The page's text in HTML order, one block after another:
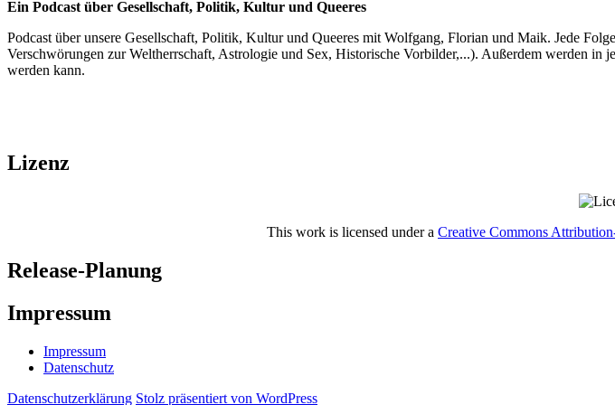
Ein Podcast über Gesellschaft, Politik, Kultur und Queeres
Podcast über unsere Gesellschaft, Politik, Kultur und Queeres mit Wolfgang, Florian und Maik. Jede
Verschwörungen zur Weltherrschaft, Astrologie und Sex, Historische Vorbilder,...). Außerdem werden
werden kann.
Lizenz
This work is licensed under a Creative Commons
Release-Planung
Impressum
Impressum
Datenschutz
Datenschutzerklärung Stolz präsentiert von WordPress